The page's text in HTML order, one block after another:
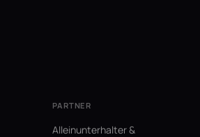
PARTNER
Alleinunterhalter &